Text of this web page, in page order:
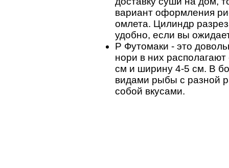
вариант оформления
омлета. Цилиндр
удобно, если вы
P Футомаки - это
нори в них
см и ширину 4-5 см. В
видами рыбы с разной
собой вкусами.